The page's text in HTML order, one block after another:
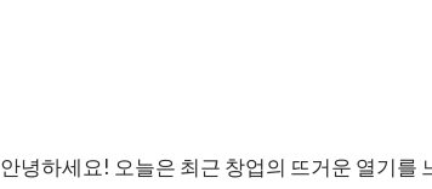
안녕하세요! 오늘은 최근 창업의 뜨거운 열기를